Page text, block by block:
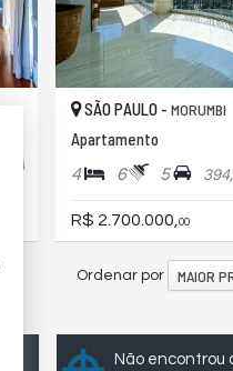
SÃO PAULO - MORUMBI
Apartamento
4 6 5 394,
R$ 2.700.000, 00
Ordenar por MAIOR
Não encontrou